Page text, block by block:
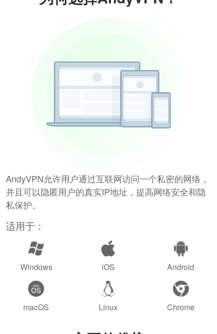
AndyVPN允许用户通过互联网访问一个私密的网络，
并且可以隐匿用户的真实IP地址，提高网络安全和隐
私保护。
适用于：
Windows iOS Android
macOS Linux Chrome